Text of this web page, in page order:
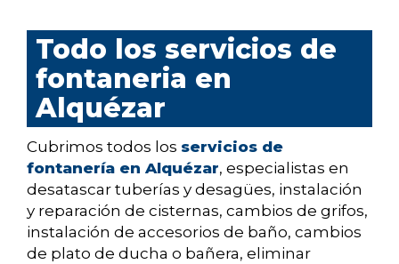
Todo los servicios de
fontaneria en
Alquézar
Cubrimos todos los servicios de
fontanería en Alquézar, especialistas en
desatascar tuberías y desagües, instalación
y reparación de cisternas, cambios de grifos,
instalación de accesorios de baño, cambios
de plato de ducha o bañera, eliminar